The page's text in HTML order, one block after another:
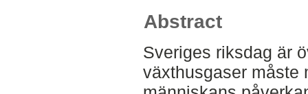
Abstract
Sveriges riksdag är
växthusgaser måste